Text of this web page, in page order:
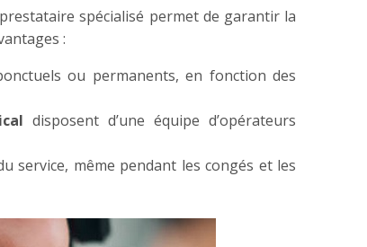
spécialisé permet de garantir la
:
ou permanents, en fonction des
disposent d’une équipe d’opérateurs
service, même pendant les congés et les